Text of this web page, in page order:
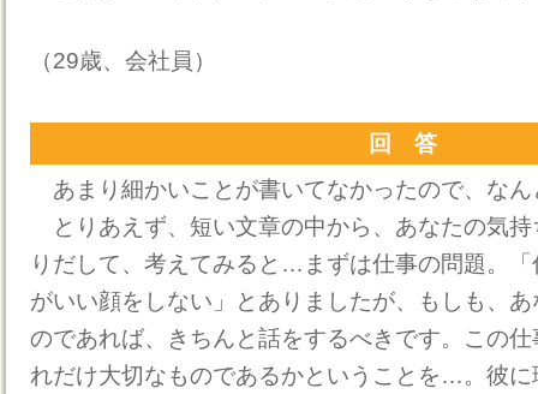
（29歳、会社員）
回 答
あまり細かいことが書いてなかったので、な
とりあえず、短い文章の中から、あなたの気
りだして、考えてみると…まずは仕事の問題。
がいい顔をしない」とありましたが、もしも、
のであれば、きちんと話をするべきです。この
れだけ大切なものであるかということを…。彼